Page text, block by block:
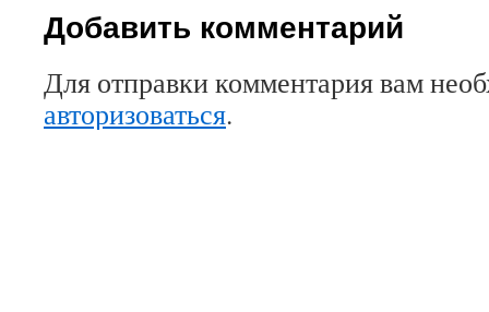
Добавить комментарий
Для отправки комментария вам
авторизоваться.